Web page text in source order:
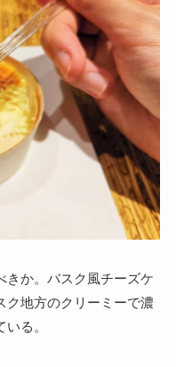
きか。バスク風チーズケ
ク地方のクリーミーで濃
る。